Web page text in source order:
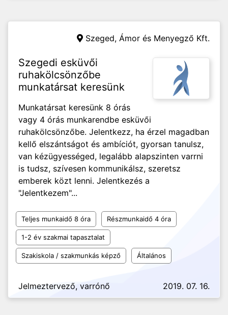
Szeged, Ámor és Menyegző Kft.
Szegedi esküvői
ruhakölcsönzőbe
munkatársat keresünk
Munkatársat keresünk 8 órás
vagy 4 órás munkarendbe esküvői
ruhakölcsönzőbe. Jelentkezz, ha érzel magadban
kellő elszántságot és ambíciót, gyorsan tanulsz,
van kézügyességed, legalább alapszinten varrni
is tudsz, szívesen kommunikálsz, szeretsz
emberek közt lenni. Jelentkezés a
"Jelentkezem"...
Teljes munkaidő 8 óra Részmunkaidő 4 óra
1-2 év szakmai tapasztalat
Szakiskola / szakmunkás képző Általános
Jelmeztervező, varrónő 2019. 07. 16.